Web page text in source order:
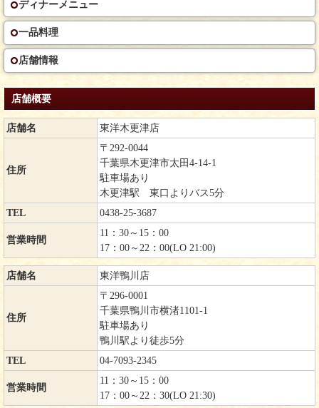
ディナーメニュー
一品料理
店舗情報
店舗概要
店舗名 東洋木更津店
住所
〒292-0044
千葉県木更津市太田4-14-1
駐車場あり
木更津駅 東口よりバス5分
TEL
0438-25-3687
営業時間
11：30～15：00
17：00～22：00(LO 21:00)
店舗名 東洋鴨川店
住所
〒296-0001
千葉県鴨川市横渚1101-1
駐車場あり
鴨川駅より徒歩5分
TEL
04-7093-2345
営業時間
11：30～15：00
17：00～22：30(LO 21:30)